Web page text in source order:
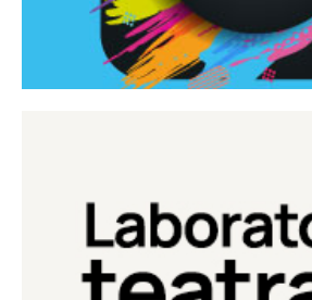
Laboratorio di teatro del Teatro
Continua